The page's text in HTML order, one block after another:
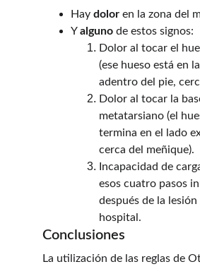
Hay dolor en la zona del
Y alguno de estos signos:
Dolor al tocar el
(ese hueso está en
adentro del pie,
Dolor al tocar la
metatarsiano (el
termina en el lado
cerca del meñique).
Incapacidad de
esos cuatro pasos
después de la lesión
hospital.
Conclusiones
La utilización de las reglas de